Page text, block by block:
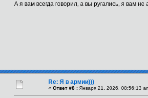
А я вам всегда говорил, а вы ругались, я вам не
Re: Я в армии)))
« Ответ #8 : Января 21, 2026, 08:56:13